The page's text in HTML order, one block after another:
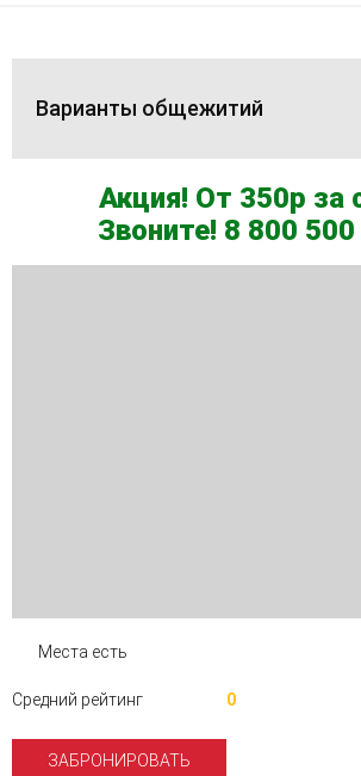
Варианты общежитий
Акция! От 350р за
Звоните! 8 800
Места есть
Средний рейтинг 0
ЗАБРОНИРОВАТЬ